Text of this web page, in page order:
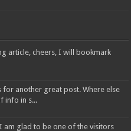
article, cheers, I will bookmark
for another great post. Where else
info in s...
am glad to be one of the visitors